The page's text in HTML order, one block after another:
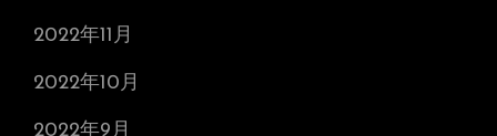
2022年11月
2022年10月
2022年9月